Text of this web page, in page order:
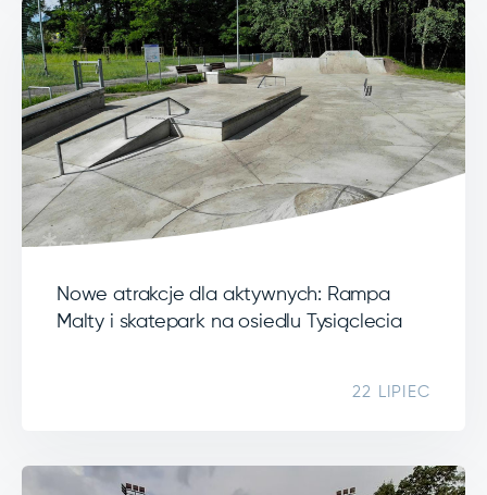
Nowe atrakcje dla aktywnych: Rampa
Malty i skatepark na osiedlu Tysiąclecia
22 LIPIEC